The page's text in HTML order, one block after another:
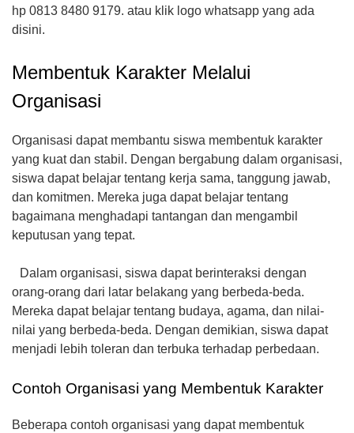
hp 0813 8480 9179. atau klik logo whatsapp yang ada
disini.
Membentuk Karakter Melalui
Organisasi
Organisasi dapat membantu siswa membentuk karakter
yang kuat dan stabil. Dengan bergabung dalam organisasi,
siswa dapat belajar tentang kerja sama, tanggung jawab,
dan komitmen. Mereka juga dapat belajar tentang
bagaimana menghadapi tantangan dan mengambil
keputusan yang tepat.
Dalam organisasi, siswa dapat berinteraksi dengan
orang-orang dari latar belakang yang berbeda-beda.
Mereka dapat belajar tentang budaya, agama, dan nilai-
nilai yang berbeda-beda. Dengan demikian, siswa dapat
menjadi lebih toleran dan terbuka terhadap perbedaan.
Contoh Organisasi yang Membentuk Karakter
Beberapa contoh organisasi yang dapat membentuk